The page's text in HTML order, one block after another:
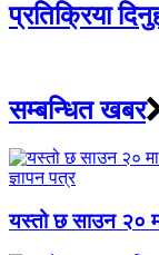
प्रतिक्रिया
सम्बन्धित खबर
यस्तो छ साउन २०